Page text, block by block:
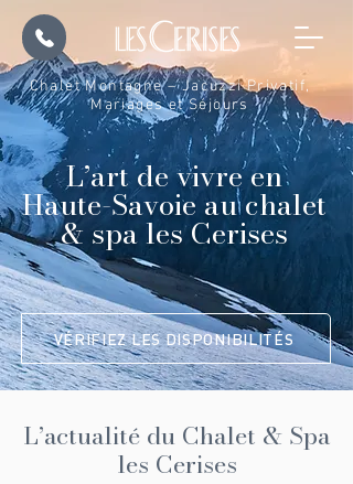
Chalet Montagne – Jacuzzi Privatif,
Mariages et Séjours
L’art de vivre en
Haute-Savoie au chalet
& spa les Cerises
VÉRIFIEZ LES DISPONIBILITÉS
L’actualité du Chalet & Spa
les Cerises